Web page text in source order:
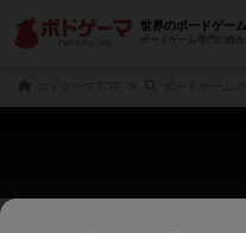
世界のボードゲー
ボードゲーム専門の総合